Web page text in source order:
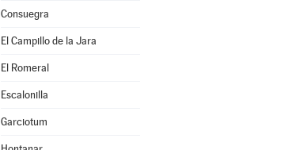
Consuegra
El Campillo de la Jara
El Romeral
Escalonilla
Garciotum